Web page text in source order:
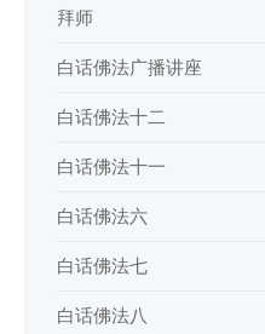
拜师
白话佛法广播讲座
白话佛法十二
白话佛法十一
白话佛法六
白话佛法七
白话佛法八